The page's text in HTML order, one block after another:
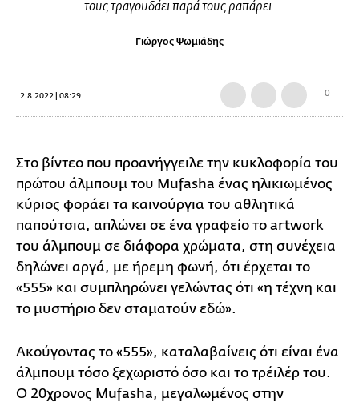
τους τραγουδάει παρά τους ραπάρει.
Γιώργος Ψωμιάδης
2.8.2022 | 08:29 0
Στο βίντεο που προανήγγειλε την κυκλοφορία του
πρώτου άλμπουμ του Mufasha ένας ηλικιωμένος
κύριος φοράει τα καινούργια του αθλητικά
παπούτσια, απλώνει σε ένα γραφείο το artwork
του άλμπουμ σε διάφορα χρώματα, στη συνέχεια
δηλώνει αργά, με ήρεμη φωνή, ότι έρχεται το
«555» και συμπληρώνει γελώντας ότι «η τέχνη και
το μυστήριο δεν σταματούν εδώ».
Ακούγοντας το «555», καταλαβαίνεις ότι είναι ένα
άλμπουμ τόσο ξεχωριστό όσο και το τρέιλέρ του.
Ο 20χρονος Mufasha, μεγαλωμένος στην